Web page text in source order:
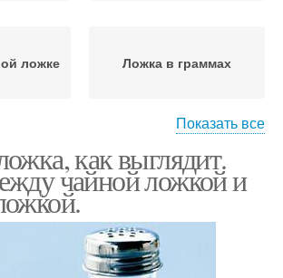
ложке Ложка в граммах
Муки в чайную ложку
Показать все
как выглядит.
чайной ложкой и